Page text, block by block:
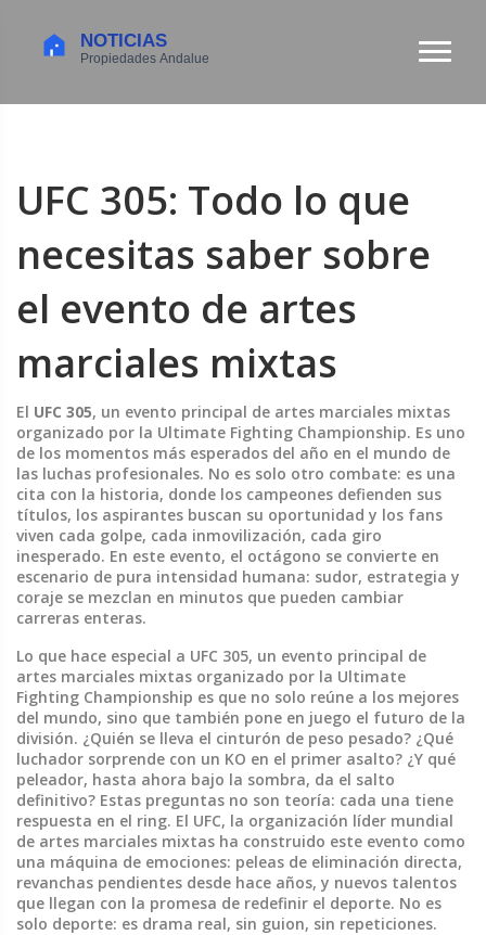
UFC 305: Todo lo que
necesitas saber sobre
el evento de artes
marciales mixtas
El UFC 305, un evento principal de artes marciales mixtas
organizado por la Ultimate Fighting Championship. Es uno
de los momentos más esperados del año en el mundo de
las luchas profesionales. No es solo otro combate: es una
cita con la historia, donde los campeones defienden sus
títulos, los aspirantes buscan su oportunidad y los fans
viven cada golpe, cada inmovilización, cada giro
inesperado. En este evento, el octágono se convierte en
escenario de pura intensidad humana: sudor, estrategia y
coraje se mezclan en minutos que pueden cambiar
carreras enteras.
Lo que hace especial a UFC 305, un evento principal de
artes marciales mixtas organizado por la Ultimate
Fighting Championship es que no solo reúne a los mejores
del mundo, sino que también pone en juego el futuro de la
división. ¿Quién se lleva el cinturón de peso pesado? ¿Qué
luchador sorprende con un KO en el primer asalto? ¿Y qué
peleador, hasta ahora bajo la sombra, da el salto
definitivo? Estas preguntas no son teoría: cada una tiene
respuesta en el ring. El UFC, la organización líder mundial
de artes marciales mixtas ha construido este evento como
una máquina de emociones: peleas de eliminación directa,
revanchas pendientes desde hace años, y nuevos talentos
que llegan con la promesa de redefinir el deporte. No es
solo deporte: es drama real, sin guion, sin repeticiones.